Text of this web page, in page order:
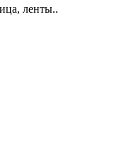
ленты..